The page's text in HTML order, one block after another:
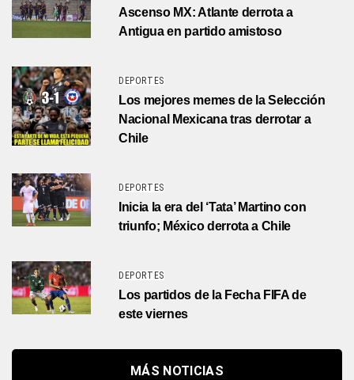
Ascenso MX: Atlante derrota a
Antigua en partido amistoso
DEPORTES
Los mejores memes de la Selección
Nacional Mexicana tras derrotar a
Chile
DEPORTES
Inicia la era del ‘Tata’ Martino con
triunfo; México derrota a Chile
DEPORTES
Los partidos de la Fecha FIFA de
este viernes
MÁS NOTICIAS